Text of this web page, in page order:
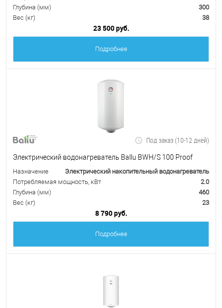
Глубина (мм)
300
Вес (кг)
38
23 500 руб.
Подробнее
Под заказ (10-12 дней)
Электрический водонагреватель Ballu BWH/S 100 Proof
Назначение
Электрический накопительный водонагреватель
Потребляемая мощность, кВт
2.0
Глубина (мм)
460
Вес (кг)
23
8 790 руб.
Подробнее